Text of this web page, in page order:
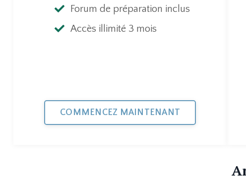
Forum de préparation inclus
Accès illimité 3 mois
COMMENCEZ MAINTENANT